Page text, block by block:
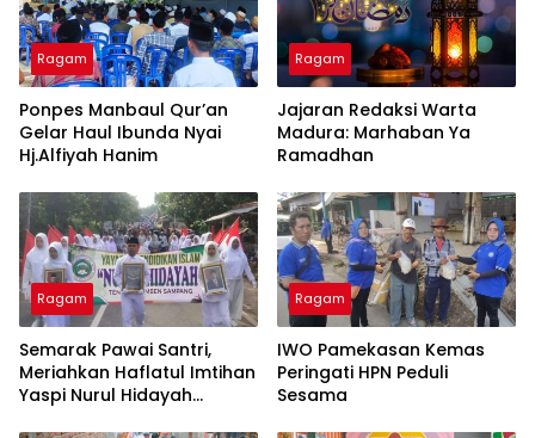
Ragam
Ponpes Manbaul Qur’an
Gelar Haul Ibunda Nyai
Hj.Alfiyah Hanim
Ragam
Jajaran Redaksi Warta
Madura: Marhaban Ya
Ramadhan
Ragam
Semarak Pawai Santri,
Meriahkan Haflatul Imtihan
Yaspi Nurul Hidayah
Ragam
IWO Pamekasan Kemas
Peringati HPN Peduli
Sesama